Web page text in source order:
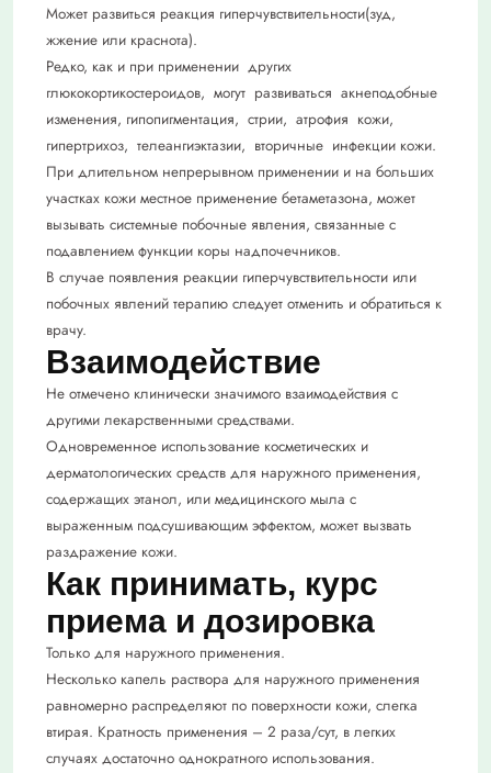
Может развиться реакция гиперчувствительности(зуд,
жжение или краснота).
Редко, как и при применении других
глюкокортикостероидов, могут развиваться акнеподобные
изменения, гипопигментация, стрии, атрофия кожи,
гипертрихоз, телеангиэктазии, вторичные инфекции кожи.
При длительном непрерывном применении и на больших
участках кожи местное применение бетаметазона, может
вызывать системные побочные явления, связанные с
подавлением функции коры надпочечников.
В случае появления реакции гиперчувствительности или
побочных явлений терапию следует отменить и обратиться к
врачу.
Взаимодействие
Не отмечено клинически значимого взаимодействия с
другими лекарственными средствами.
Одновременное использование косметических и
дерматологических средств для наружного применения,
содержащих этанол, или медицинского мыла с
выраженным подсушивающим эффектом, может вызвать
раздражение кожи.
Как принимать, курс
приема и дозировка
Только для наружного применения.
Несколько капель раствора для наружного применения
равномерно распределяют по поверхности кожи, слегка
втирая. Кратность применения – 2 раза/сут, в легких
случаях достаточно однократного использования.